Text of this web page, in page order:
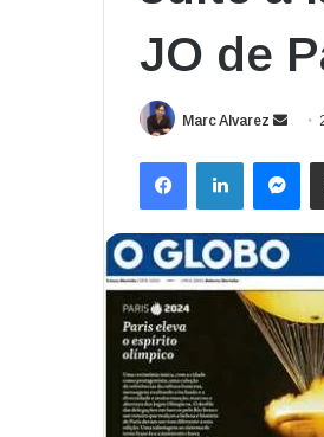
JO de
Marc Alvarez
FacebookLinkedin